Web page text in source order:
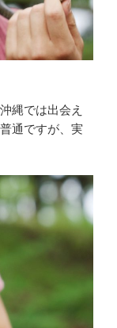
縄では出会え
通ですが、実